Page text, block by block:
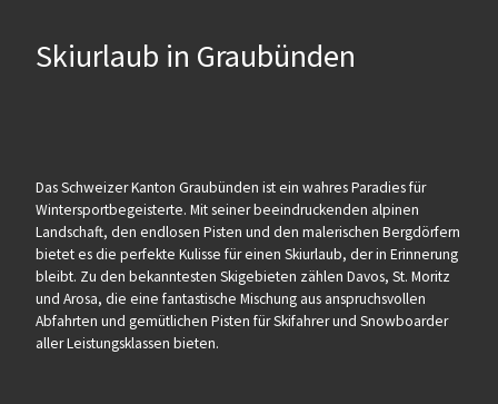
Skiurlaub in Graubünden
Das Schweizer Kanton Graubünden ist ein wahres Paradies für
Wintersportbegeisterte. Mit seiner beeindruckenden alpinen
Landschaft, den endlosen Pisten und den malerischen Bergdörfern
bietet es die perfekte Kulisse für einen Skiurlaub, der in Erinnerung
bleibt. Zu den bekanntesten Skigebieten zählen Davos, St. Moritz
und Arosa, die eine fantastische Mischung aus anspruchsvollen
Abfahrten und gemütlichen Pisten für Skifahrer und Snowboarder
aller Leistungsklassen bieten.